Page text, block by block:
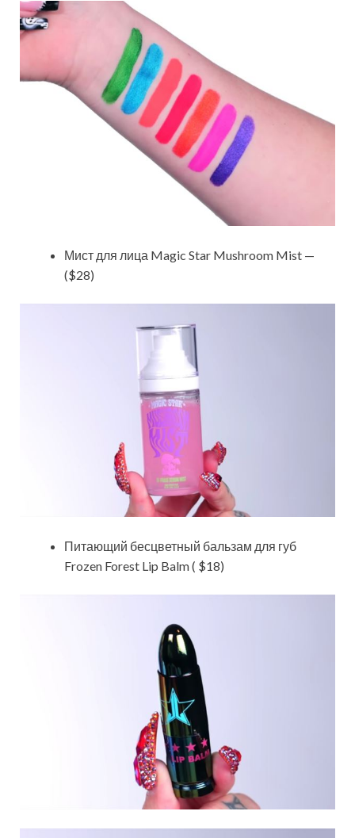
Мист для лица Magic Star Mushroom Mist —
($28)
Питающий бесцветный бальзам для губ
Frozen Forest Lip Balm ( $18)